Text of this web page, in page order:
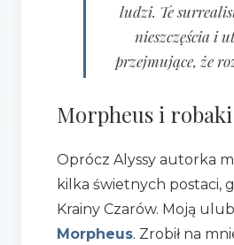
ludzi. Te
nieszczęścia i
przejmujące, że
Morpheus i robaki
Oprócz Alyssy autorka
kilka świetnych postaci,
Krainy Czarów. Moją
Morpheus. Zrobił na